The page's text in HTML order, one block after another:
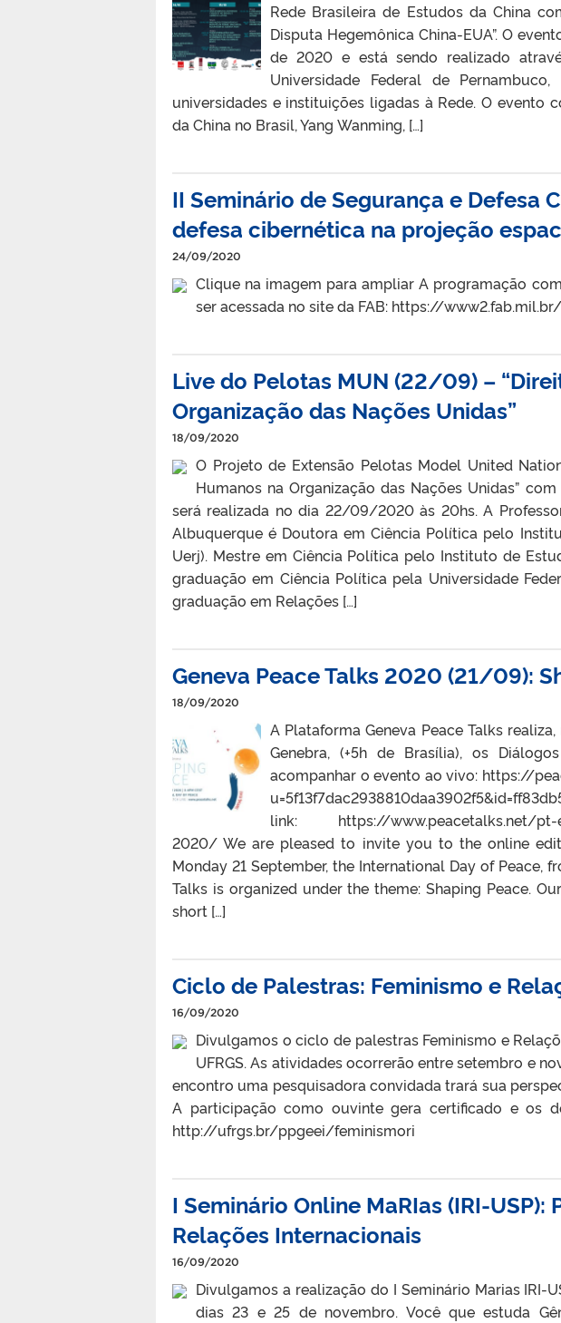
Rede Brasileira de Estudos da China
Disputa Hegemônica China-EUA”. O
de 2020 e está sendo realizado
Universidade Federal de
universidades e instituições ligadas à Rede. O evento
da China no Brasil, Yang Wanming, […]
II Seminário de Segurança e Defesa
defesa cibernética na projeção
24/09/2020
Clique na imagem para ampliar A programação
ser acessada no site da FAB: https://
Live do Pelotas MUN (22/09) –
Organização das Nações Unidas”
18/09/2020
O Projeto de Extensão Pelotas Model United
Humanos na Organização das Nações Unidas”
será realizada no dia 22/09/2020 às 20hs. A
Albuquerque é Doutora em Ciência Política pelo
Uerj). Mestre em Ciência Política pelo Instituto de
graduação em Ciência Política pela Universidade
graduação em Relações […]
Geneva Peace Talks 2020 (21/09):
18/09/2020
A Plataforma Geneva Peace Talks
Genebra, (+5h de Brasília), os
acompanhar o evento ao vivo: https://
link: https://www.peacetalks.net/pt-
2020/ We are pleased to invite you to the online
Monday 21 September, the International Day of Peace,
Talks is organized under the theme: Shaping Peace.
short […]
Ciclo de Palestras: Feminismo e
16/09/2020
Divulgamos o ciclo de palestras Feminismo e
UFRGS. As atividades ocorrerão entre setembro e
encontro uma pesquisadora convidada trará sua
A participação como ouvinte gera certificado e os
http://ufrgs.br/ppgeei/feminismori
I Seminário Online MaRIas (IRI-USP):
Relações Internacionais
16/09/2020
Divulgamos a realização do I Seminário Marias IRI-
dias 23 e 25 de novembro. Você que estuda